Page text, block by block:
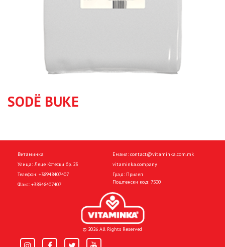
SODË BUKE
Витаминка
Улица: Леце Котески бр. 23
Телефон: +38948407407
Факс: +38948407407
Емаил: contact@vitaminka.com.mk
vitaminka.company
Град: Прилеп
Поштенски код: 7500
© 2026 All Rights Reserved